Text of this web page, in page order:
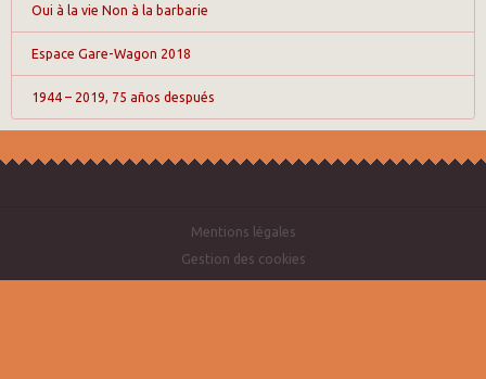
Oui à la vie Non à la barbarie
Espace Gare-Wagon 2018
1944 – 2019, 75 años después
Mentions légales
Gestion des cookies